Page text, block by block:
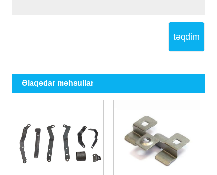
təqdim
Əlaqədar məhsullar